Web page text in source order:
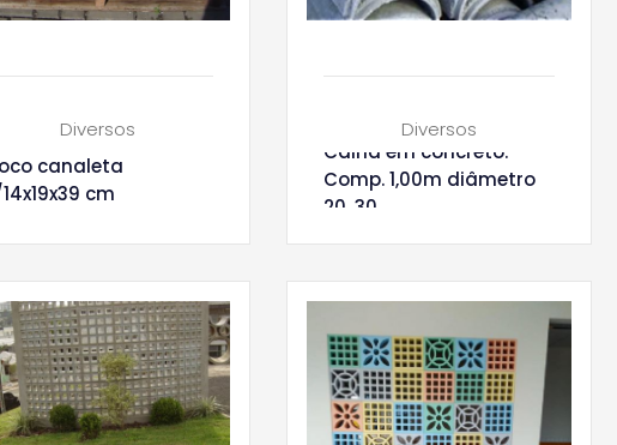
Diversos
canaleta
cm
Diversos
Calha em concreto.
Comp. 1,00m diâmetro
20, 30 ...